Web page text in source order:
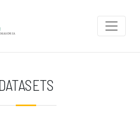
DATASETS